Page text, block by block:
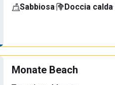
Sabbiosa· Doccia calda·
Monate Beach